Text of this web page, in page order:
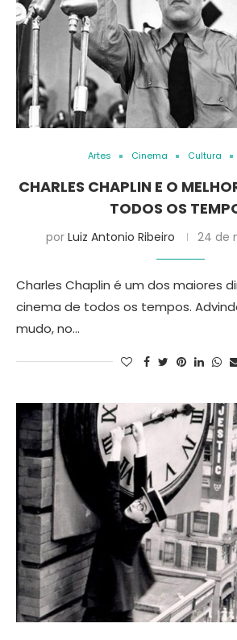
Artes Cinema Cultura
CHARLES CHAPLIN E O
TODOS OS
por Luiz Antonio Ribeiro 24 de
Charles Chaplin é um dos maiores
cinema de todos os tempos.
mudo, no…